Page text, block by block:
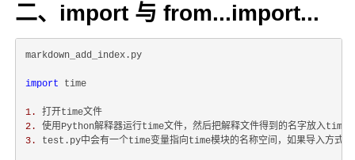
二、import 与 from...import...
markdown_add_index.py
import time
1.
2.
3.
test.py中会有一个time变量指向time模块的名称空间，如果导入方式